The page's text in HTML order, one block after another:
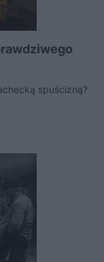
spuścizną?